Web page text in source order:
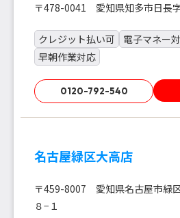
〒478-0041 愛知県知多市日長
クレジット払い可 電子マネー
早朝作業対応
0120-792-540
名古屋緑区大高店
〒459-8007 愛知県名古屋市緑
８−１